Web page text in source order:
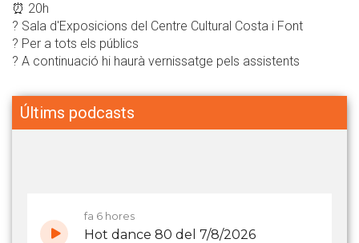
⏰ 20h
? Sala d'Exposicions del Centre Cultural Costa i Font
? Per a tots els públics
? A continuació hi haurà vernissatge pels assistents
Últims podcasts